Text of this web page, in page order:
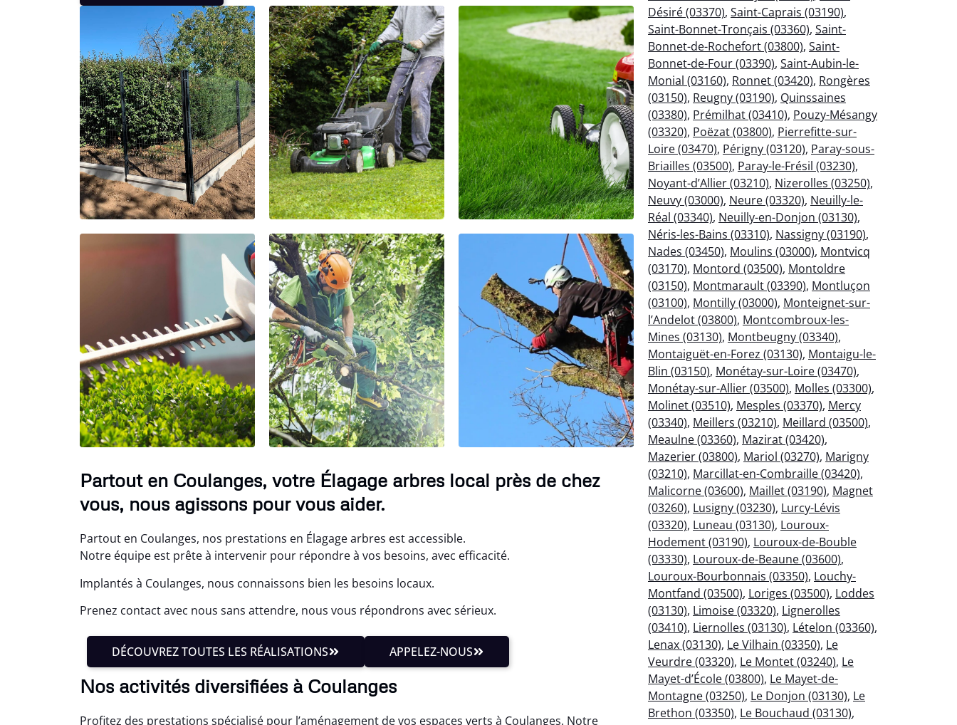
Partout en Coulanges, votre Élagage arbres local près de chez
vous, nous agissons pour vous aider.
Partout en Coulanges, nos prestations en Élagage arbres est accessible.
Notre équipe est prête à intervenir pour répondre à vos besoins, avec efficacité.
Implantés à Coulanges, nous connaissons bien les besoins locaux.
Prenez contact avec nous sans attendre, nous vous répondrons avec sérieux.
DÉCOUVREZ TOUTES LES RÉALISATIONS APPELEZ-NOUS
Nos activités diversifiées à Coulanges
Profitez des prestations spécialisé pour l’aménagement de vos espaces verts à Coulanges. Notre
Désiré (03370), Saint-Caprais (03190),
Saint-Bonnet-Tronçais (03360), Saint-
Bonnet-de-Rochefort (03800), Saint-
Bonnet-de-Four (03390), Saint-Aubin-le-
Monial (03160), Ronnet (03420), Rongères
(03150), Reugny (03190), Quinssaines
(03380), Prémilhat (03410), Pouzy-Mésangy
(03320), Poëzat (03800), Pierrefitte-sur-
Loire (03470), Périgny (03120), Paray-sous-
Briailles (03500), Paray-le-Frésil (03230),
Noyant-d’Allier (03210), Nizerolles (03250),
Neuvy (03000), Neure (03320), Neuilly-le-
Réal (03340), Neuilly-en-Donjon (03130),
Néris-les-Bains (03310), Nassigny (03190),
Nades (03450), Moulins (03000), Montvicq
(03170), Montord (03500), Montoldre
(03150), Montmarault (03390), Montluçon
(03100), Montilly (03000), Monteignet-sur-
l’Andelot (03800), Montcombroux-les-
Mines (03130), Montbeugny (03340),
Montaiguët-en-Forez (03130), Montaigu-le-
Blin (03150), Monétay-sur-Loire (03470),
Monétay-sur-Allier (03500), Molles (03300),
Molinet (03510), Mesples (03370), Mercy
(03340), Meillers (03210), Meillard (03500),
Meaulne (03360), Mazirat (03420),
Mazerier (03800), Mariol (03270), Marigny
(03210), Marcillat-en-Combraille (03420),
Malicorne (03600), Maillet (03190), Magnet
(03260), Lusigny (03230), Lurcy-Lévis
(03320), Luneau (03130), Louroux-
Hodement (03190), Louroux-de-Bouble
(03330), Louroux-de-Beaune (03600),
Louroux-Bourbonnais (03350), Louchy-
Montfand (03500), Loriges (03500), Loddes
(03130), Limoise (03320), Lignerolles
(03410), Liernolles (03130), Lételon (03360),
Lenax (03130), Le Vilhain (03350), Le
Veurdre (03320), Le Montet (03240), Le
Mayet-d’École (03800), Le Mayet-de-
Montagne (03250), Le Donjon (03130), Le
Brethon (03350), Le Bouchaud (03130),